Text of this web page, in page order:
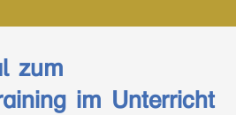
zum
im Unterricht